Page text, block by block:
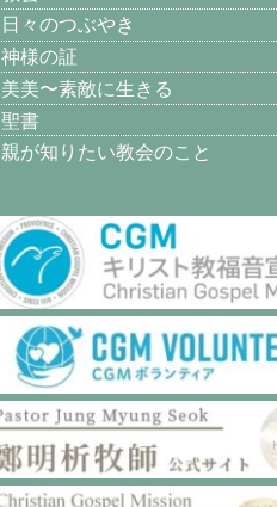
日々のつぶやき
神様の証
美美〜素敵に生きる
聖書
親が知りたい教会のこと